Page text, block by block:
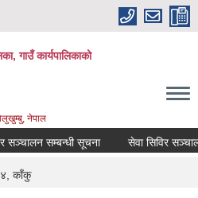
गाउँ कार्यपालिकाको
नेपाल
सम्बन्धी सूचना सेवा सिविर
काँकु